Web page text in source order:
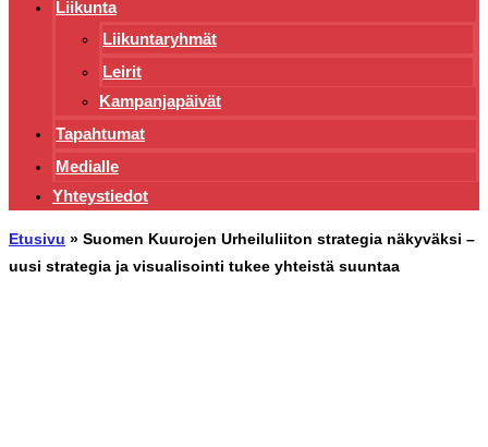
Liikunta
Liikuntaryhmät
Leirit
Kampanjapäivät
Tapahtumat
Medialle
Yhteystiedot
Etusivu » Suomen Kuurojen Urheiluliiton strategia näkyväksi –
uusi strategia ja visualisointi tukee yhteistä suuntaa